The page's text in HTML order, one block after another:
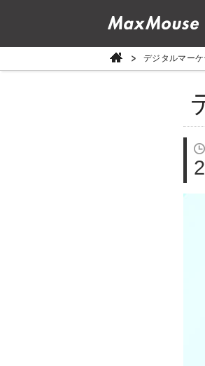
デジタルマー